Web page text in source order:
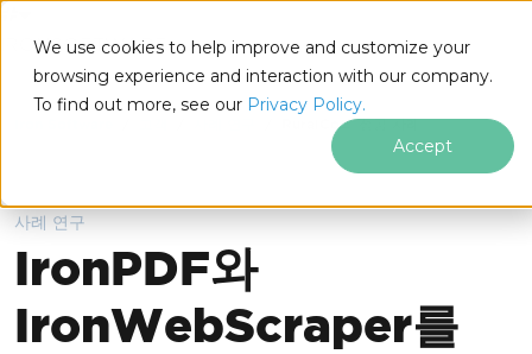
We use cookies to help improve and customize your
browsing experience and interaction with our company.
To find out more, see our Privacy Policy.
Accept
IRONSOFTWARE
푸터 콘텐츠로 바로가기
RuralCo의 성공 사례
사례 연구
IronPDF와
IronWebScraper를